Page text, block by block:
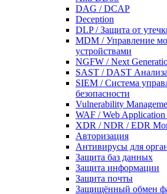
DAG / DCAP
Deception
DLP / Защита от
MDM / Управление
устройствами
NGFW / Next
SAST / DAST
SIEM / Система
безопасности
Vulnerability
WAF / Web
XDR / NDR / EDR
Авторизация
Антивирусы для
Защита баз данных
Защита информации
Защита почты
Защищённый обмен